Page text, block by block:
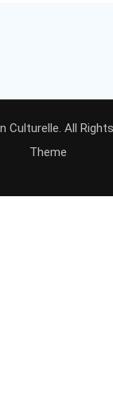
Culturelle. All
Theme